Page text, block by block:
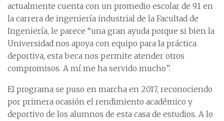
actualmente cuenta con un promedio escolar de 9.1 en
la carrera de ingeniería industrial de la Facultad de
Ingeniería, le parece “una gran ayuda porque si bien la
Universidad nos apoya con equipo para la práctica
deportiva, esta beca nos permite atender otros
compromisos. A mí me ha servido mucho”.
El programa se puso en marcha en 2017, reconociendo
por primera ocasión el rendimiento académico y
deportivo de los alumnos de esta casa de estudios. A lo